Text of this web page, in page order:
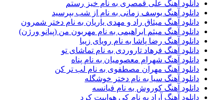
دانلود آهنگ علی قمصری به نام خیز رستم
دانلود آهنگ یوسف زمانی به نام از شب بپرسید
دانلود آهنگ میثاق راد و مهدی یاریان به نام دختر شمرون
دانلود آهنگ میثم ابراهیمی به نام مهربون من (پیانو ورژن)
دانلود آهنگ رضا پاشا به نام رویای زیبا
دانلود آهنگ فرهاد تاروردی به نام تماشای تو
دانلود آهنگ شهرام معصومیان به نام پناه
دانلود آهنگ مهران مصطفوی به نام لب تر کن
دانلود آهنگ سیا به نام دختر خوشگله
دانلود آهنگ کوروش به نام فیانسه
دانلود آهنگ آراد به نام کی هواییت کرد